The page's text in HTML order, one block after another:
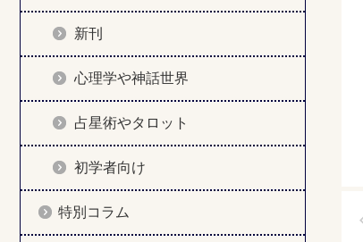
新刊
心理学や神話世界
占星術やタロット
初学者向け
特別コラム